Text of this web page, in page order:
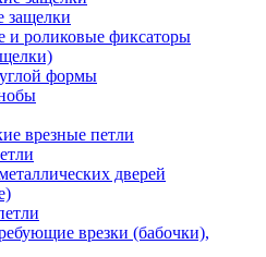
защелки
и роликовые фиксаторы
формы
врезные петли
дверей
врезки (бабочки),